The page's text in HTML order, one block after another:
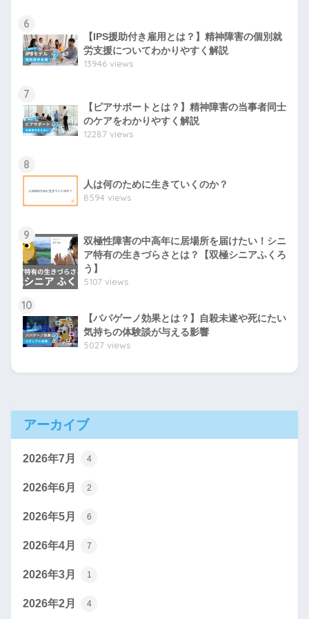
6
【IPS援助付き雇用とは？】精神障害の個別就
労支援についてわかりやすく解説
13946 views
7
【ピアサポートとは？】精神障害の当事者同士
のケアをわかりやすく解説
12287 views
8
人は何のために生きていくのか？
8594 views
9
双極性障害の中高年に居場所を届けたい！シニ
ア特有の生きづらさとは？【双極シニアふくろ
う】
5107 views
10
【パパゲーノ効果とは？】自殺未遂や死にたい
気持ちの体験談が与える影響
5027 views
アーカイブ
2026年7月 4
2026年6月 2
2026年5月 6
2026年4月 7
2026年3月 1
2026年2月 4